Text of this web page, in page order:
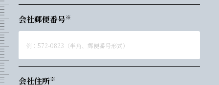
会社郵便番号
会社住所